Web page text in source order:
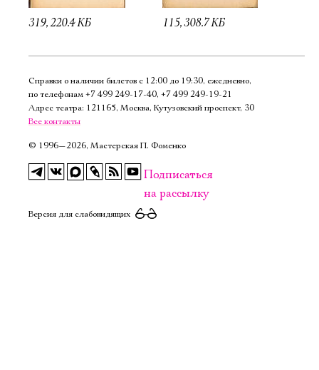
319, 220.4 КБ 115, 308.7 КБ
Справки о наличии билетов с 12:00 до 19:30, ежедневно,
по телефонам +7 499 249‑17‑40, +7 499 249‑19‑21
Адрес театра: 121165, Москва, Кутузовский проспект, 30
Все контакты
© 1996—2026, Мастерская П. Фоменко
Подписаться
на рассылку
Версия для слабовидящих